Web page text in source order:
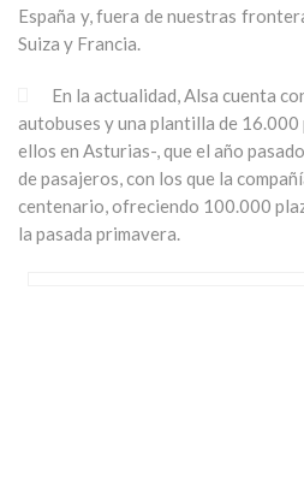
España y, fuera de nuestras
Suiza y Francia.
En la actualidad, Alsa cuenta
autobuses y una plantilla de
ellos en Asturias-, que el año
de pasajeros, con los que la
centenario, ofreciendo 100.000
la pasada primavera.